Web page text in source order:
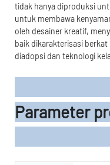
tidak hanya diproduksi
untuk membawa
oleh desainer kreatif,
baik dikarakterisasi
diadopsi dan teknologi
Parameter